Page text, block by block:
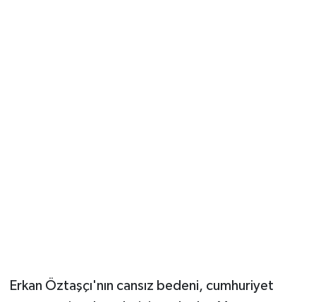
Erkan Öztaşçı'nın cansız bedeni, cumhuriyet